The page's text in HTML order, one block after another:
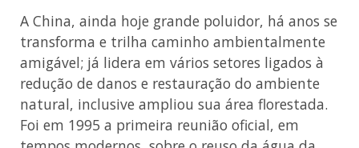
A China, ainda hoje grande poluidor, há anos se
transforma e trilha caminho ambientalmente
amigável; já lidera em vários setores ligados à
redução de danos e restauração do ambiente
natural, inclusive ampliou sua área florestada.
Foi em 1995 a primeira reunião oficial, em